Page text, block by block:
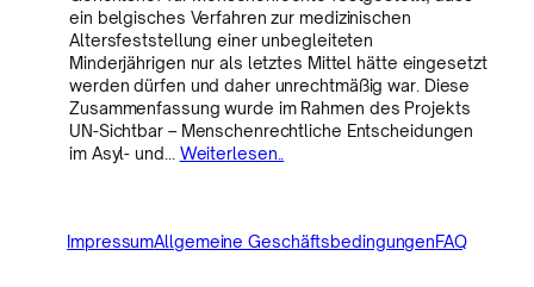
ein belgisches Verfahren zur medizinischen
Altersfeststellung einer unbegleiteten
Minderjährigen nur als letztes Mittel hätte eingesetzt
werden dürfen und daher unrechtmäßig war. Diese
Zusammenfassung wurde im Rahmen des Projekts
UN-Sichtbar – Menschenrechtliche Entscheidungen
im Asyl- und… Weiterlesen..
ImpressumAllgemeine GeschäftsbedingungenFAQ